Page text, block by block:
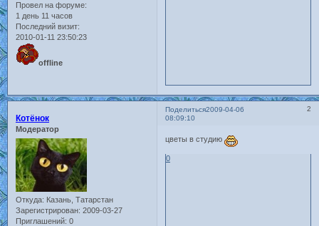
Провел на форуме:
1 день 11 часов
Последний визит:
2010-01-11 23:50:23
offline
Поделиться 2
2009-04-06
08:09:10
Котёнок
Модератор
Откуда: Казань, Татарстан
Зарегистрирован: 2009-03-27
Приглашений: 0
цветы в студию
0